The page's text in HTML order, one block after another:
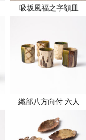
吸坂風福之字額皿
織部八方向付 六人